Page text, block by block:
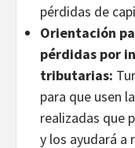
pérdidas de
Orientación
pérdidas por
tributarias:
para que usen
realizadas que
y los ayudará a